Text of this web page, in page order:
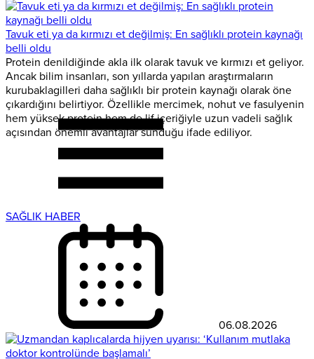
Tavuk eti ya da kırmızı et değilmiş: En sağlıklı protein kaynağı
belli oldu
Protein denildiğinde akla ilk olarak tavuk ve kırmızı et geliyor.
Ancak bilim insanları, son yıllarda yapılan araştırmaların
kurubaklagilleri daha sağlıklı bir protein kaynağı olarak öne
çıkardığını belirtiyor. Özellikle mercimek, nohut ve fasulyenin
hem yüksek protein hem de lif içeriğiyle uzun vadeli sağlık
açısından önemli avantajlar sunduğu ifade ediliyor.
SAĞLIK HABER
06.08.2026